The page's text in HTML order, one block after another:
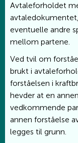
Avtaleforholdet
eventuelle andre
mellom partene.
Ved tvil om
brukt i
forståelsen i
hevder at en
vedkommende
annen forståelse
legges til grunn.